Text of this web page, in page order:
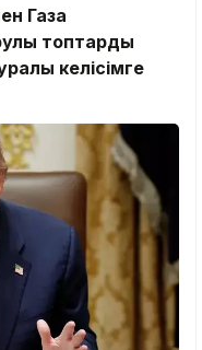
Газа
топтарды
келісімге